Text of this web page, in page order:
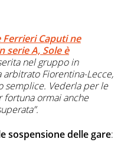
Caputi ne
serie A, Sole è
nel gruppo in
Fiorentina-Lecce,
semplice. Vederla per le
fortuna ormai anche
sospensione delle gare: